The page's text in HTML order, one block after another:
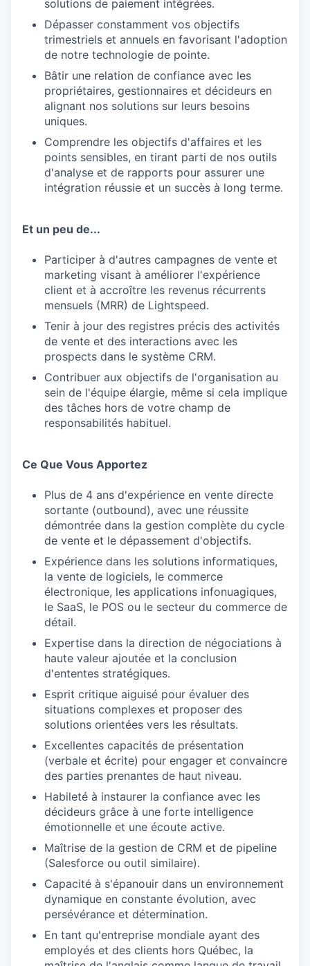
solutions de paiement intégrées.
Dépasser constamment vos objectifs
trimestriels et annuels en favorisant l'adoption
de notre technologie de pointe.
Bâtir une relation de confiance avec les
propriétaires, gestionnaires et décideurs en
alignant nos solutions sur leurs besoins
uniques.
Comprendre les objectifs d'affaires et les
points sensibles, en tirant parti de nos outils
d'analyse et de rapports pour assurer une
intégration réussie et un succès à long terme.
Et un peu de...
Participer à d'autres campagnes de vente et
marketing visant à améliorer l'expérience
client et à accroître les revenus récurrents
mensuels (MRR) de Lightspeed.
Tenir à jour des registres précis des activités
de vente et des interactions avec les
prospects dans le système CRM.
Contribuer aux objectifs de l'organisation au
sein de l'équipe élargie, même si cela implique
des tâches hors de votre champ de
responsabilités habituel.
Ce Que Vous Apportez
Plus de 4 ans d'expérience en vente directe
sortante (outbound), avec une réussite
démontrée dans la gestion complète du cycle
de vente et le dépassement d'objectifs.
Expérience dans les solutions informatiques,
la vente de logiciels, le commerce
électronique, les applications infonuagiques,
le SaaS, le POS ou le secteur du commerce de
détail.
Expertise dans la direction de négociations à
haute valeur ajoutée et la conclusion
d'ententes stratégiques.
Esprit critique aiguisé pour évaluer des
situations complexes et proposer des
solutions orientées vers les résultats.
Excellentes capacités de présentation
(verbale et écrite) pour engager et convaincre
des parties prenantes de haut niveau.
Habileté à instaurer la confiance avec les
décideurs grâce à une forte intelligence
émotionnelle et une écoute active.
Maîtrise de la gestion de CRM et de pipeline
(Salesforce ou outil similaire).
Capacité à s'épanouir dans un environnement
dynamique en constante évolution, avec
persévérance et détermination.
En tant qu'entreprise mondiale ayant des
employés et des clients hors Québec, la